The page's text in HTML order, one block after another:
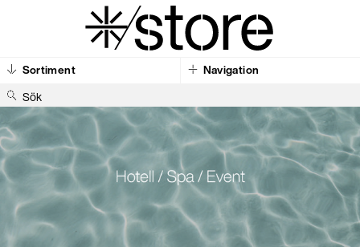
Sortiment Navigation
Sök